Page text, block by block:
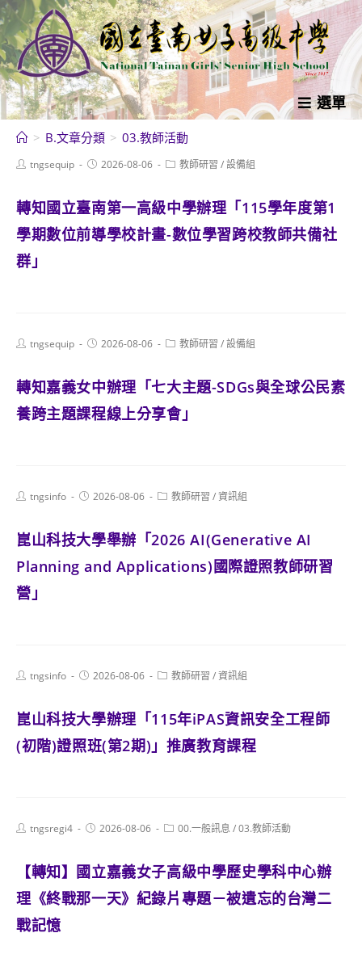
跳
轉
至
主
要
內
選單
> B.文章分類 > 03.教師活動
Posttngsequip
Post2026-08-06
Post教師研習 /設備組
轉知國立臺南第一高級中學辦理「115學年度第1
學期數位前導學校計畫-數位學習跨校教師共備社
群」
Posttngsequip
Post2026-08-06
Post教師研習 /設備組
轉知嘉義女中辦理「七大主題-SDGs與全球公民素
養跨主題課程線上分享會」
Posttngsinfo
Post2026-08-06
Post教師研習 /資訊組
崑山科技大學舉辦「2026 AI(Generative AI
Planning and Applications)國際證照教師研習
營」
Posttngsinfo
Post2026-08-06
Post教師研習 /資訊組
崑山科技大學辦理「115年iPAS資訊安全工程師
(初階)證照班(第2期)」推廣教育課程
Posttngsregi4
Post2026-08-06
Post00.一般訊息 /03.教師活動
【轉知】國立嘉義女子高級中學歷史學科中心辦
理《終戰那一天》紀錄片專題－被遺忘的台灣二
戰記憶